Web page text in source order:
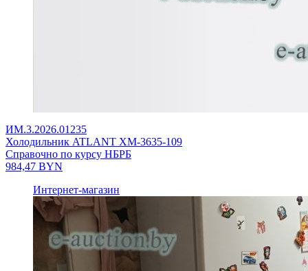
ИМ.3.2026.01235
Холодильник ATLANT ХМ-3635-109
Справочно по курсу НБРБ
984,47 BYN
Интернет-магазин